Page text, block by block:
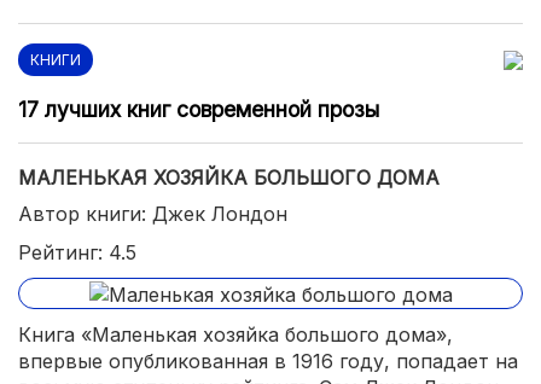
КНИГИ
17 лучших книг современной прозы
МАЛЕНЬКАЯ ХОЗЯЙКА БОЛЬШОГО ДОМА
Автор книги: Джек Лондон
Рейтинг: 4.5
Книга «Маленькая хозяйка большого дома»,
впервые опубликованная в 1916 году, попадает на